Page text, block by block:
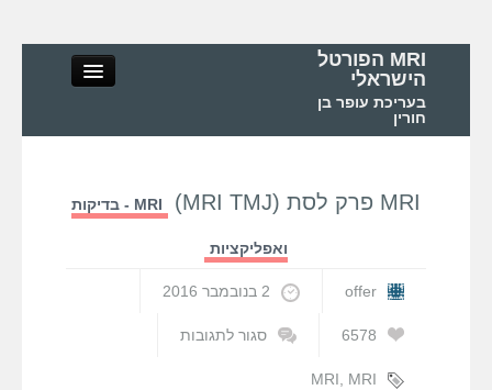
MRI הפורטל
הישראלי
בעריכת עופר בן
חורין
MRI – מושגי יסוד ופיזיקה
MRI פרק לסת (MRI TMJ) MRI - בדיקות
ואפליקציות
offer 2 בנובמבר 2016
6578
סגור לתגובות
MRI
MRI